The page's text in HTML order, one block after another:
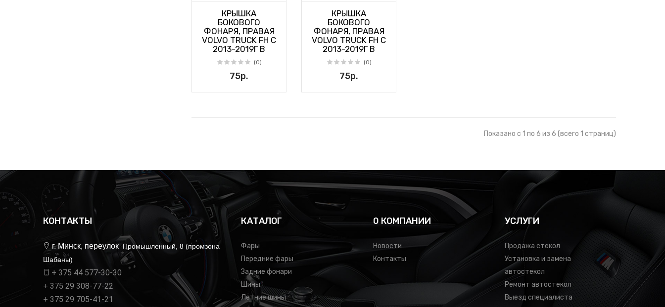
КРЫШКА
БОКОВОГО
ФОНАРЯ, ПРАВАЯ
VOLVO TRUCK FH С
2013-2019Г В
(0)
75р.
КРЫШКА
БОКОВОГО
ФОНАРЯ, ПРАВАЯ
VOLVO TRUCK FH С
2013-2019Г В
(0)
75р.
Показано с 1 по 6 из 6 (всего 1 страниц)
КОНТАКТЫ
г. Минск, переулок Промышленный, 8 (промзона
Шабаны)
+ 375 44 577-30-30
+ 375 29 308-77-22
+ 375 29 705-41-21
КАТАЛОГ
Фары
Передние фары
Задние фонари
Шины
Летние шины
0 КОМПАНИИ
Новости
Контакты
УСЛУГИ
Продажа стекол
Установка и замена
автостекол
Ремонт автостекол
Выезд специалиста